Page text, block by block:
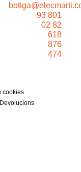
93 801
02 82
618
876
474
cookies